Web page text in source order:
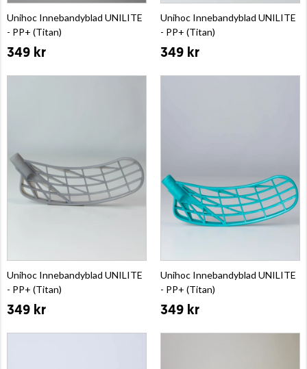
Unihoc Innebandyblad UNILITE
- PP+ (Titan)
349 kr
Unihoc Innebandyblad UNILITE
- PP+ (Titan)
349 kr
Unihoc Innebandyblad UNILITE
- PP+ (Titan)
349 kr
Unihoc Innebandyblad UNILITE
- PP+ (Titan)
349 kr